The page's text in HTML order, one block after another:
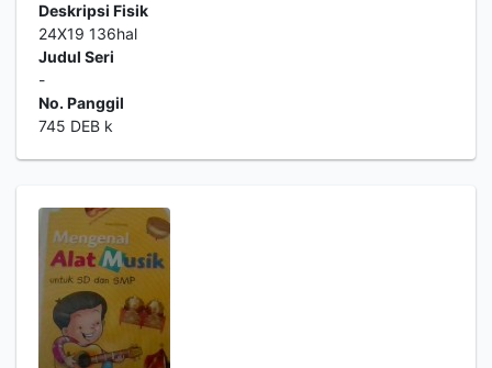
Deskripsi Fisik
24X19 136hal
Judul Seri
-
No. Panggil
745 DEB k